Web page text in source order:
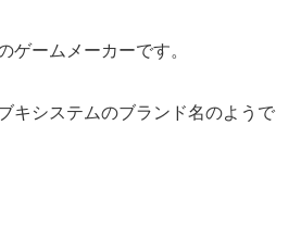
ゲームメーカーです。
キシステムのブランド名のようで